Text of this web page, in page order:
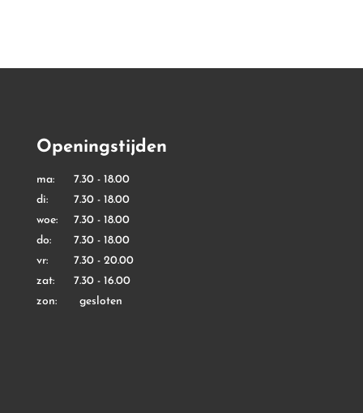
Openingstijden
ma: 7.30 - 18.00
di: 7.30 - 18.00
woe: 7.30 - 18.00
do: 7.30 - 18.00
vr: 7.30 - 20.00
zat: 7.30 - 16.00
zon: gesloten